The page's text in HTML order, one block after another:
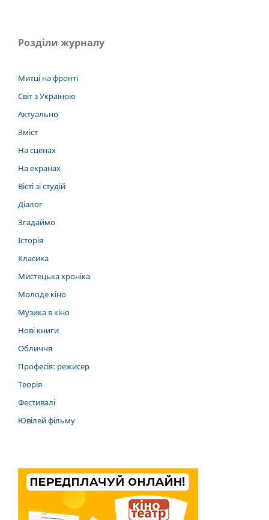
Розділи журналу
Митці на фронті
Світ з Україною
Актуально
Зміст
На сценах
На екранах
Вісті зі студій
Діалог
Згадаймо
Історія
Класика
Мистецька хроніка
Молоде кіно
Музика в кіно
Нові книги
Обличчя
Професія: режисер
Теорія
Фестивалі
Ювілей фільму